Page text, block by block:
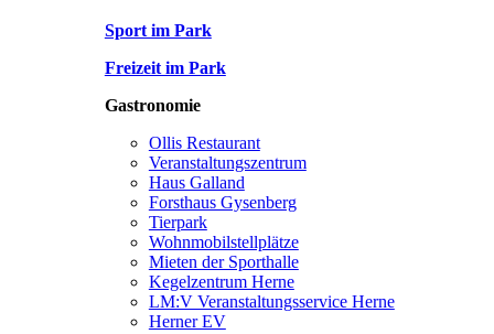
Sport im Park
Freizeit im Park
Gastronomie
Ollis Restaurant
Veranstaltungszentrum
Haus Galland
Forsthaus Gysenberg
Tierpark
Wohnmobilstellplätze
Mieten der Sporthalle
Kegelzentrum Herne
LM:V Veranstaltungsservice Herne
Herner EV